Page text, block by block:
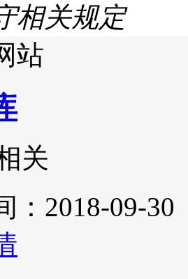
相关规定
站
关
：2018-09-30